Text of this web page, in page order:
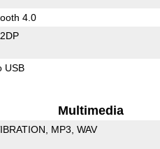
4.0
USB
Multimedia
MP3 WAV